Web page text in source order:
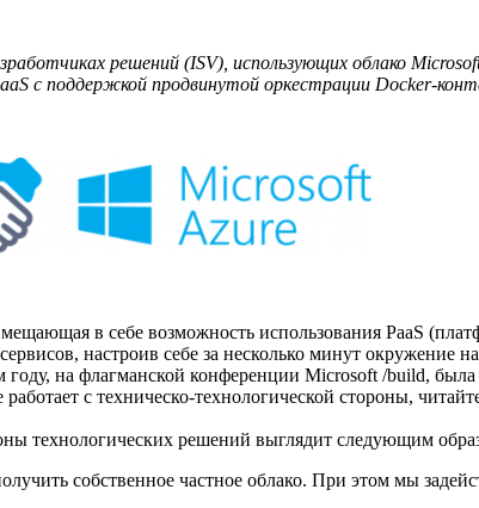
решений (ISV), использующих облако
с поддержкой продвинутой оркестрации Docker-
в себе возможность использования PaaS
настроив себе за несколько минут окружение
на флагманской конференции Microsoft /build,
с техническо-технологической стороны,
технологических решений выглядит следующим
собственное частное облако. При этом мы